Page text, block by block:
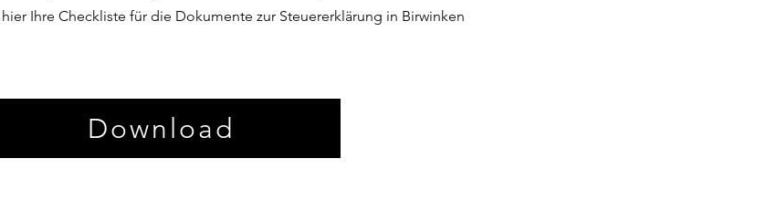
Ihre Checkliste für die Dokumente zur Steuererklärung in Birwinken
Download